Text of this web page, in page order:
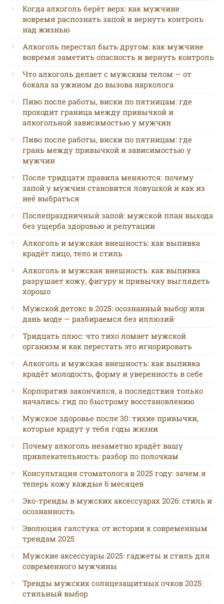
Когда алкоголь берёт верх: как мужчине
вовремя распознать запой и вернуть контроль
над жизнью
Алкоголь перестал быть другом: как мужчине
вовремя заметить опасность и вернуть контроль
Что алкоголь делает с мужским телом — от
бокала за ужином до вызова нарколога
Пиво после работы, виски по пятницам: где
проходит граница между привычкой и
алкогольной зависимостью у мужчин
Пиво после работы, виски по пятницам: где
грань между привычкой и зависимостью у
мужчин
После тридцати правила меняются: почему
запой у мужчин становится ловушкой и как из
неё выбраться
Послепраздничный запой: мужской план выхода
без ущерба здоровью и репутации
Алкоголь и мужская внешность: как выпивка
крадёт лицо, тело и стиль
Алкоголь и мужская внешность: как выпивка
разрушает кожу, фигуру и привычку выглядеть
хорошо
Мужской детокс в 2025: осознанный выбор или
дань моде — разбираемся без иллюзий
Тридцать плюс: что тихо ломает мужской
организм и как перестать это игнорировать
Алкоголь и мужская внешность: как выпивка
крадёт молодость, форму и уверенность в себе
Корпоратив закончился, а последствия только
начались: гид по быстрому восстановлению
Мужское здоровье после 30: тихие привычки,
которые крадут у тебя годы жизни
Почему алкоголь незаметно крадёт вашу
привлекательность: разбор по полочкам
Консультация стоматолога в 2025 году: зачем я
теперь хожу каждые 6 месяцев
Эко-тренды в мужских аксессуарах 2026: стиль и
осознанность
Эволюция галстука: от истории к современным
трендам 2025
Мужские аксессуары 2025: гаджеты и стиль для
современного мужчины
Тренды мужских солнцезащитных очков 2025:
стильный выбор